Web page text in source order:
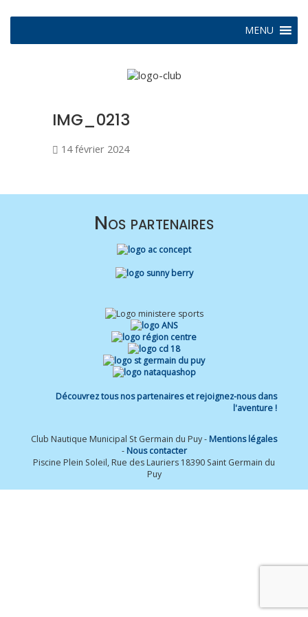
MENU
IMG_0213
14 février 2024
Nos partenaires
Découvrez tous nos partenaires et rejoignez-nous dans
l'aventure !
Club Nautique Municipal St Germain du Puy - Mentions légales
- Nous contacter
Piscine Plein Soleil, Rue des Lauriers 18390 Saint Germain du
Puy